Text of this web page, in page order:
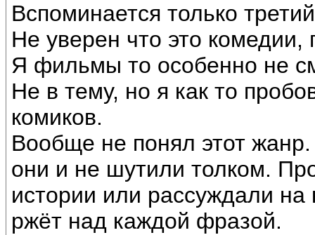
Вспоминается только
Не уверен что это комедии,
Я фильмы то особенно не
Не в тему, но я как то
комиков.
Вообще не понял этот
они и не шутили толком.
истории или рассуждали
ржёт над каждой фразой.